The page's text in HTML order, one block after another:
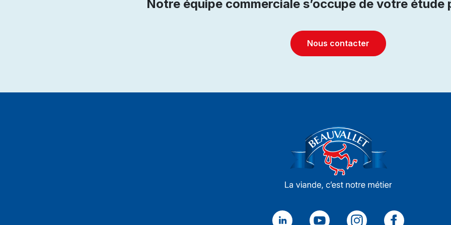
Notre équipe commerciale s’occupe de votre étude
Nous contacter